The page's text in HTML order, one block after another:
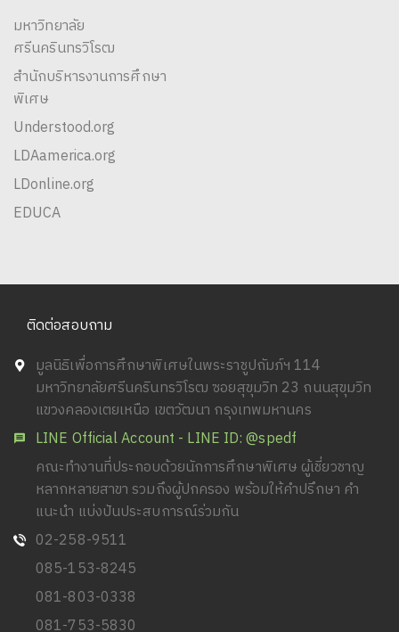
มหาวิทยาลัย
ศรีนครินทรวิโรฒ
สำนักบริหารงานการศึกษา
พิเศษ
Understood.org
LDAamerica.org
LDonline.org
EDUCA
ติดต่อสอบถาม
มูลนิธิเพื่อการศึกษาพิเศษในพระราชูปถัมภ์ฯ 114
มหาวิทยาลัยศรีนครินทรวิโรฒ ซอยสุขุมวิท 23 ถนนสุขุมวิท
แขวงคลองเตยเหนือ เขตวัฒนา กรุงเทพมหานคร
LINE Official Account - LINE ID: @spedf
คณะทำงานที่ประกอบด้วยนักการศึกษาพิเศษ ผู้เชี่ยวชาญ
หลากหลายสาขา รวมถึงผู้ปกครอง พร้อมให้คำปรึกษา คำ
แนะนำ แบ่งปันประสบการณ์ร่วมกัน
02-258-9511
085-153-8245
081-803-0338
081-753-5830